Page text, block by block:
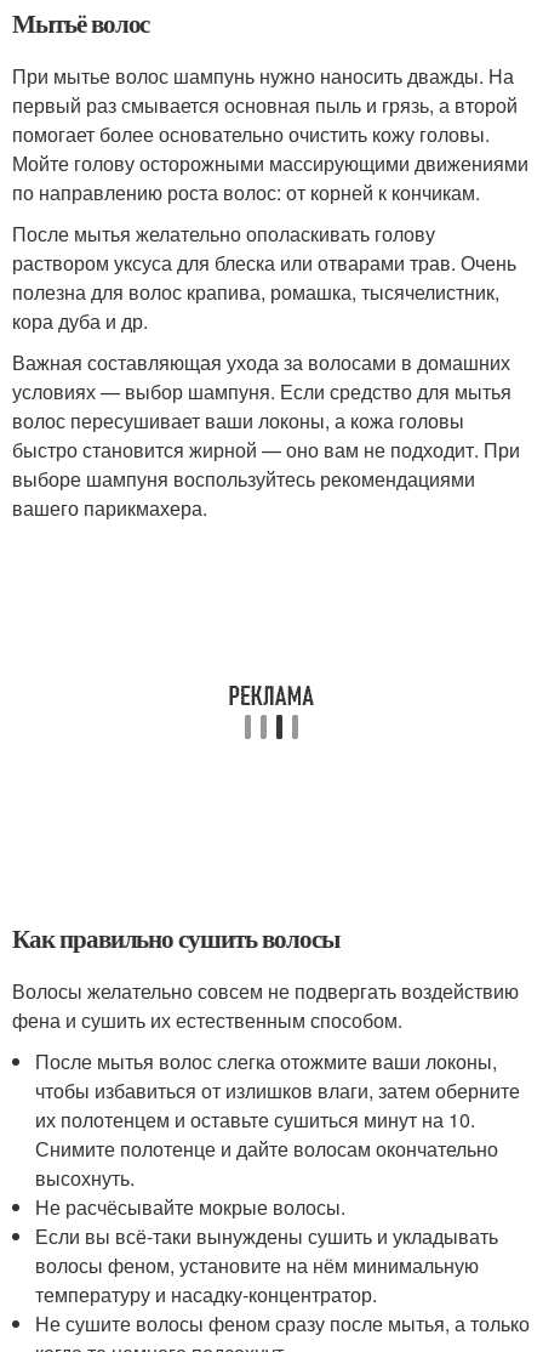
Мытьё волос
При мытье волос шампунь нужно наносить дважды. На
первый раз смывается основная пыль и грязь, а второй
помогает более основательно очистить кожу головы.
Мойте голову осторожными массирующими движениями
по направлению роста волос: от корней к кончикам.
После мытья желательно ополаскивать голову
раствором уксуса для блеска или отварами трав. Очень
полезна для волос крапива, ромашка, тысячелистник,
кора дуба и др.
Важная составляющая ухода за волосами в домашних
условиях — выбор шампуня. Если средство для мытья
волос пересушивает ваши локоны, а кожа головы
быстро становится жирной — оно вам не подходит. При
выборе шампуня воспользуйтесь рекомендациями
вашего парикмахера.
Как правильно сушить волосы
Волосы желательно совсем не подвергать воздействию
фена и сушить их естественным способом.
После мытья волос слегка отожмите ваши локоны,
чтобы избавиться от излишков влаги, затем оберните
их полотенцем и оставьте сушиться минут на 10.
Снимите полотенце и дайте волосам окончательно
высохнуть.
Не расчёсывайте мокрые волосы.
Если вы всё-таки вынуждены сушить и укладывать
волосы феном, установите на нём минимальную
температуру и насадку-концентратор.
Не сушите волосы феном сразу после мытья, а только